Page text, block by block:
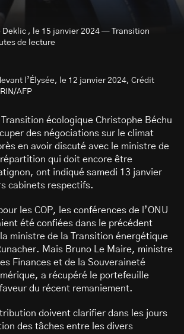
Deklic , le 15 janvier 2024 — Transition
de lecture
l’Élysée, le 12 janvier 2024, Crédit
AFP
Transition écologique Christophe Béchu
des négociations sur le climat
en avoir discuté avec le ministre de
répartition qui doit encore être
ont indiqué samedi 13 janvier
cabinets respectifs.
les COP, les conférences de l’ONU
été confiées dans le précédent
ministre de la Transition énergétique
Mais Bruno Le Maire, ministre
Finances et de la Souveraineté
a récupéré le portefeuille
du récent remaniement.
doivent clarifier dans les jours
des tâches entre les divers
la newsletter